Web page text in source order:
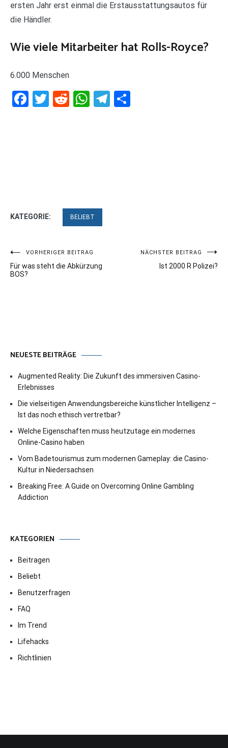
ersten Jahr erst einmal die Erstausstattungsautos für
die Händler.
Wie viele Mitarbeiter hat Rolls-Royce?
6.000 Menschen
Facebook
Twitter
RedditWhatsApp
Telegram
KATEGORIE: BELIEBT
Beitragsnavigation
VORHERIGER BEITRAG
Für was steht die Abkürzung
BOS?
NÄCHSTER BEITRAG
Ist 2000 R Polizei?
NEUESTE BEITRÄGE
Augmented Reality: Die Zukunft des immersiven Casino-
Erlebnisses
Die vielseitigen Anwendungsbereiche künstlicher Intelligenz –
Ist das noch ethisch vertretbar?
Welche Eigenschaften muss heutzutage ein modernes
Online-Casino haben
Vom Badetourismus zum modernen Gameplay: die Casino-
Kultur in Niedersachsen
Breaking Free: A Guide on Overcoming Online Gambling
Addiction
KATEGORIEN
Beitragen
Beliebt
Benutzerfragen
FAQ
Im Trend
Lifehacks
Richtlinien